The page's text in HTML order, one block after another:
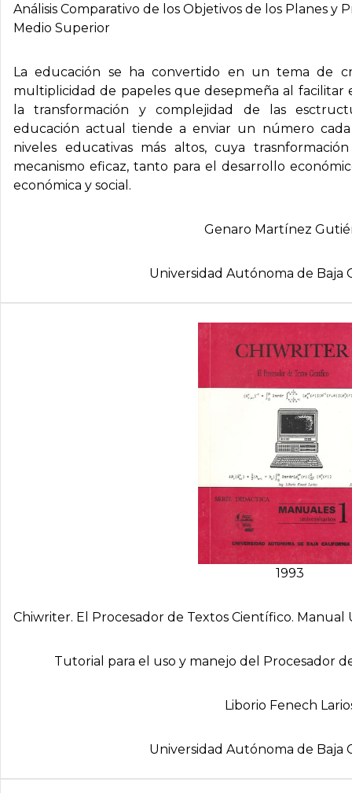
Análisis Comparativo de los Objetivos de los Planes y
Medio Superior
La educación se ha convertido en un tema de
multiplicidad de papeles que desepmeña al
la transformación y complejidad de las
educación actual tiende a enviar un número
niveles educativas más altos, cuya
mecanismo eficaz, tanto para el desarrollo
económica y social.
Genaro Martí­nez
Universidad Autónoma de Baja
1993
Chiwriter. El Procesador de Textos Cientí­fico. Manual
Tutorial para el uso y manejo del Procesador
Liborio Fenech
Universidad Autónoma de Baja